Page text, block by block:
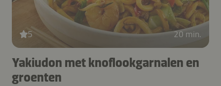
5 20 min.
Yakiudon met knoflookgarnalen en
groenten